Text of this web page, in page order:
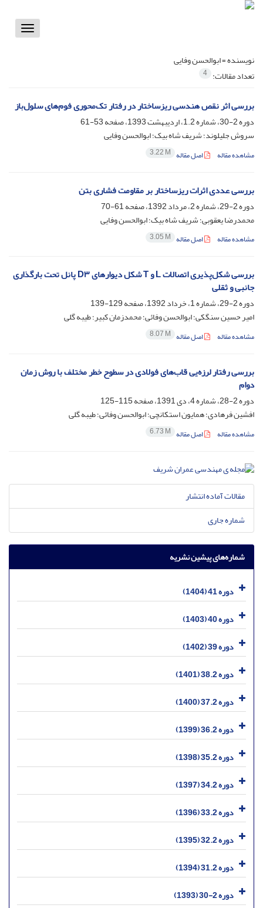
Toggle
نویسنده =ابوالحسن وفایی
تعداد مقالات: 4
بررسی اثر نقص هندسی ریزساختار در رفتار تک‌محوری فوم‌های سلول‌باز
دوره 2-30، شماره 1.2، اردیبهشت 1393، صفحه
53-61
سروش جلیلوند؛ شریف شاه بیک؛ ابوالحسن وفایی
مشاهده مقاله اصل مقاله 3.22 M
بررسی عددی اثرات ریزساختار بر مقاومت فشاری بتن
دوره 2-29، شماره 2، مرداد 1392، صفحه
61-70
محمدرضا یعقوبی؛ شریف شاه بیک؛ ابوالحسن وفایی
مشاهده مقاله اصل مقاله 3.05 M
بررسی شکل‌پذیری اتصالات L و T شکل دیوارهای D۳ پانل تحت بارگذاری
جانبی و ثقلی
دوره 2-29، شماره 1، خرداد 1392، صفحه
129-139
امیر حسین سنگکی؛ ابوالحسن وفائی؛ محمدزمان کبیر؛ طیبه گلی
مشاهده مقاله اصل مقاله 8.07 M
بررسی رفتار لرزه‌یی قاب‌های فولادی در سطوح خطر مختلف با روش زمان
دوام
دوره 2-28، شماره 4، دی 1391، صفحه
115-125
افشین فرهادی؛ همایون استکانچی؛ ابوالحسن وفائی؛ طیبه گلی
مشاهده مقاله اصل مقاله 6.73 M
مقالات آماده انتشار
شماره جاری
شماره‌های پیشین نشریه
دوره 41 (1404)
دوره 40 (1403)
دوره 39 (1402)
دوره 38.2 (1401)
دوره 37.2 (1400)
دوره 36.2 (1399)
دوره 35.2 (1398)
دوره 34.2 (1397)
دوره 33.2 (1396)
دوره 32.2 (1395)
دوره 31.2 (1394)
دوره 2-30 (1393)